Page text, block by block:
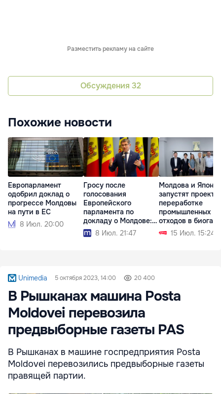
Разместить рекламу на сайте
Обсуждения 32
Похожие новости
Европарламент
одобрил доклад о
прогрессе Молдовы
на пути в ЕС
8 Июл. 20:00
Гросу после
голосования
Европейского
парламента по
докладу о Молдове:
Мы идем вперед
8 Июл. 21:47
Молдова и
запустят проект
переработке
промышленных
отходов в биогаз
15 Июл. 15:24
Unimedia 5 октября 2023, 14:00 20 400
В Рышканах машина Posta
Moldovei перевозила
предвыборные газеты PAS
В Рышканах в машине госпредприятия Posta
Moldovei перевозились предвыборные газеты
правящей партии.